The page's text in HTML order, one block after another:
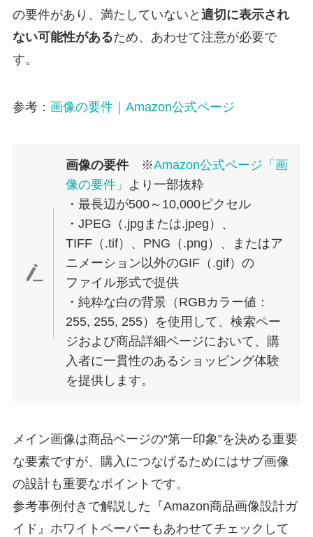
の要件があり、満たしていないと 適切に表示され
ない可能性があるため、あわせて注意が必要で
す。
参考： 画像の要件｜Amazon公式ページ
画像の要件 ※Amazon公式ページ「画
像の要件」 より一部抜粋
・最長辺が500～10,000ピクセル
・JPEG（.jpgまたは.jpeg）、
TIFF（.tif）、PNG（.png）、またはア
ニメーション以外のGIF（.gif）の
ファイル形式で提供
・純粋な白の背景（RGBカラー値：
255, 255, 255）を使用して、検索ペー
ジおよび商品詳細ページにおいて、購
入者に一貫性のあるショッピング体験
を提供します。
メイン画像は商品ページの“第一印象”を決める重要
な要素ですが、購入につなげるためにはサブ画像
の設計も重要なポイントです。
参考事例付きで解説した『Amazon商品画像設計ガ
イド』ホワイトペーパーもあわせてチェックして